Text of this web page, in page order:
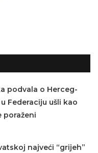
podvala o Herceg-
Federaciju ušli kao
poraženi
najveći “grijeh”